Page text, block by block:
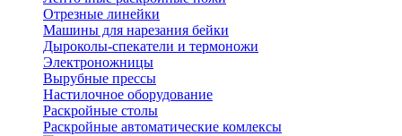
Отрезные линейки
Машины для нарезания бейки
Дыроколы-спекатели и термоножи
Электроножницы
Вырубные прессы
Настилочное оборудование
Раскройные столы
Раскройные автоматические комлексы